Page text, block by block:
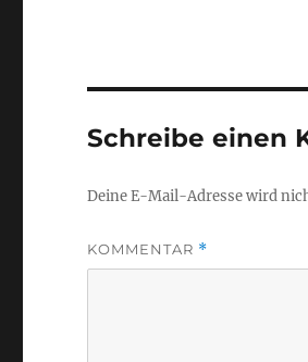
Schreibe einen
Deine E-Mail-Adresse wird
KOMMENTAR *